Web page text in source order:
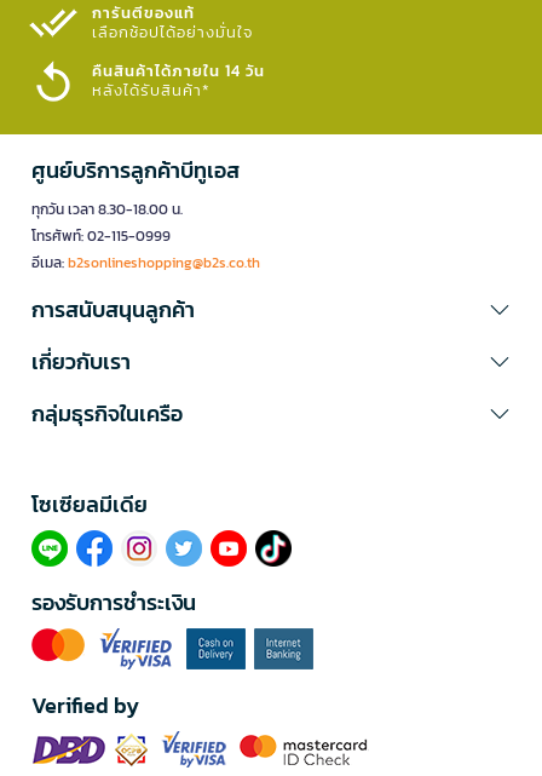
การันตีของแท้
เลือกช้อปได้อย่างมั่นใจ​
คืนสินค้าได้ภายใน 14 วัน
หลังได้รับสินค้า*
ศูนย์บริการลูกค้าบีทูเอส
ทุกวัน เวลา 8.30-18.00 น.
โทรศัพท์: 02-115-0999
อีเมล:b2sonlineshopping@b2s.co.th
การสนับสนุนลูกค้า
เกี่ยวกับเรา
กลุ่มธุรกิจในเครือ
โซเซียลมีเดีย​
รองรับการชำระเงิน
Verified by